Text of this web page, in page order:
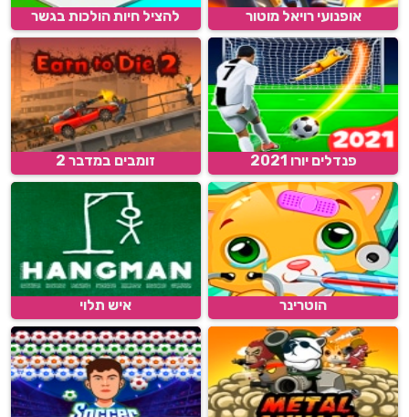
אופנועי רויאל מוטור להציל חיות הולכות בגשר
פנדלים יורו 2021 זומבים במדבר 2
הוטרינר איש תלוי